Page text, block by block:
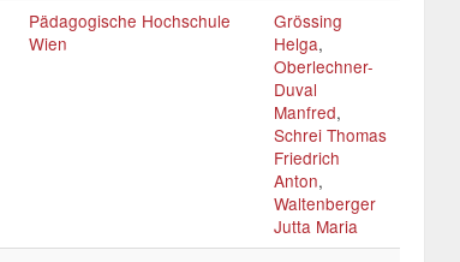
Pädagogische Hochschule
Wien
Grössing
Helga,
Oberlechner-
Duval
Manfred,
Schrei Thomas
Friedrich
Anton,
Waltenberger
Jutta Maria